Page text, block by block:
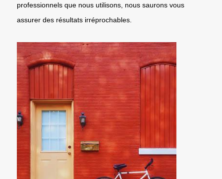
professionnels que nous utilisons, nous saurons vous
assurer des résultats irréprochables.